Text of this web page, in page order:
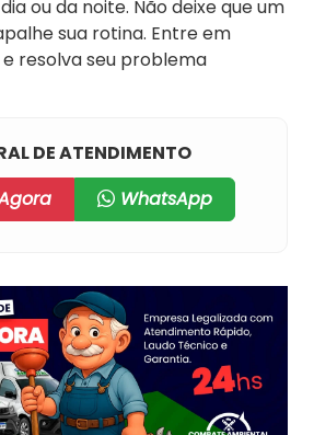
ou da noite. Não deixe que um
sua rotina. Entre em
resolva seu problema
DE ATENDIMENTO
WhatsApp